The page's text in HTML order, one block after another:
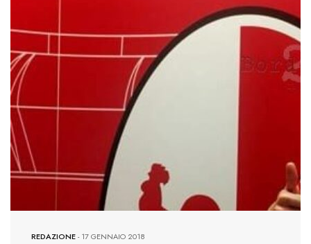
REDAZIONE-17 GENNAIO 2018